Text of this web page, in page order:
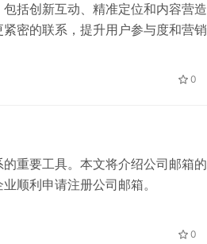
括创新互动、精准定位和内容营造
密的联系，提升用户参与度和营销
0
重要工具。本文将介绍公司邮箱
顺利申请注册公司邮箱。
0